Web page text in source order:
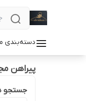
دسته‌بندی
پیراهن
جستجو